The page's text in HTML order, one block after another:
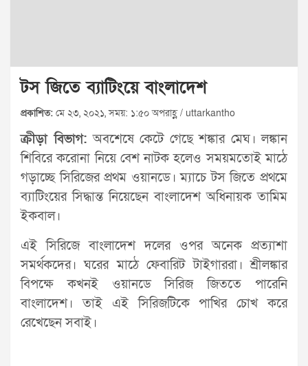
টস জিতে ব্যাটিংয়ে বাংলাদেশ
প্রকাশিত: মে ২৩, ২০২১, সময়: ১:৫০ অপরাহ্ণ / uttarkantho
ক্রীড়া বিভাগ: অবশেষে কেটে গেছে শঙ্কার মেঘ। লঙ্কান
শিবিরে করোনা নিয়ে বেশ নাটক হলেও সময়মতোই মাঠে
গড়াচ্ছে সিরিজের প্রথম ওয়ানডে। ম্যাচে টস জিতে প্রথমে
ব্যাটিংয়ের সিদ্ধান্ত নিয়েছেন বাংলাদেশ অধিনায়ক তামিম
ইকবাল।
এই সিরিজে বাংলাদেশ দলের ওপর অনেক প্রত্যাশা
সমর্থকদের। ঘরের মাঠে ফেবারিট টাইগাররা। শ্রীলঙ্কার
বিপক্ষে কখনই ওয়ানডে সিরিজ জিততে পারেনি
বাংলাদেশ। তাই এই সিরিজটিকে পাখির চোখ করে
রেখেছেন সবাই।